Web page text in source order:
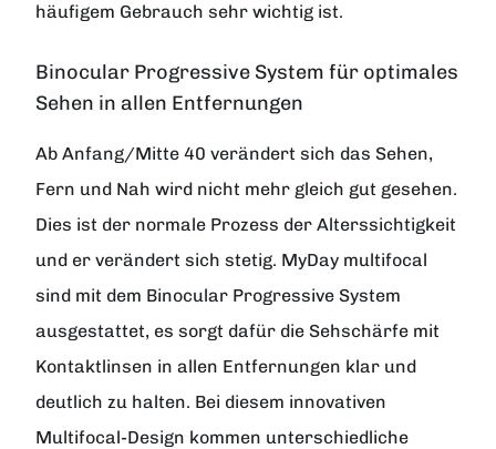
häufigem Gebrauch sehr wichtig ist.
Binocular Progressive System für optimales
Sehen in allen Entfernungen
Ab Anfang/Mitte 40 verändert sich das Sehen,
Fern und Nah wird nicht mehr gleich gut gesehen.
Dies ist der normale Prozess der Alterssichtigkeit
und er verändert sich stetig. MyDay multifocal
sind mit dem Binocular Progressive System
ausgestattet, es sorgt dafür die Sehschärfe mit
Kontaktlinsen in allen Entfernungen klar und
deutlich zu halten. Bei diesem innovativen
Multifocal-Design kommen unterschiedliche